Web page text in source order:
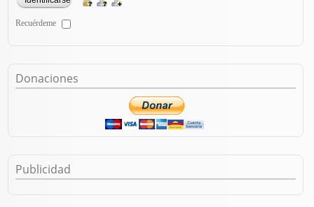
- Una vez, ahí aparecerá la raiz de nuestro pendrive la seleccionamos, navegamos
Recuérdeme
Donaciones
Publicidad